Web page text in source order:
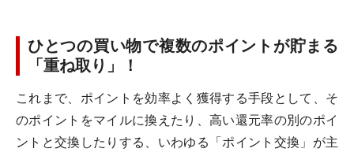
ひとつの買い物で複数のポイントが貯まる
「重ね取り」！
これまで、ポイントを効率よく獲得する手段として、そ
のポイントをマイルに換えたり、高い還元率の別のポイ
ントと交換したりする、いわゆる「ポイント交換」が主